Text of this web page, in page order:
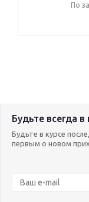
По
Будьте всегда в
Будьте в курсе
первым о новом